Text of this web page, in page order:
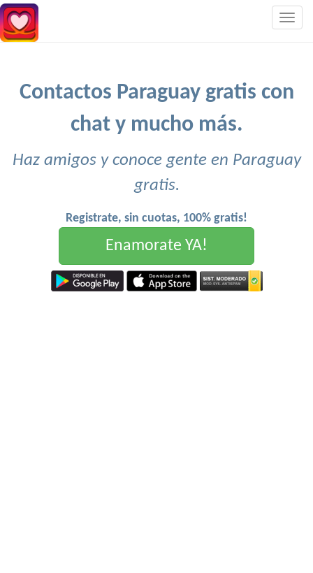
Contactos Paraguay gratis con
chat y mucho más.
Haz amigos y conoce gente en Paraguay
gratis.
Registrate, sin cuotas, 100% gratis!
Enamorate YA!